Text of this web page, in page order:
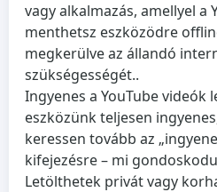
vagy alkalmazás, amellyel a
menthetsz eszközödre
megkerülve az állandó
szükségességét..
Ingyenes a YouTube videók
eszközünk teljesen
keressen tovább az
kifejezésre – mi
Letölthetek privát vagy